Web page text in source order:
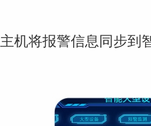
主机将报警信息同步到